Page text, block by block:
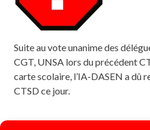
Suite au vote unanime des
CGT, UNSA lors du précédent
carte scolaire, l’IA-DASEN a dû
CTSD ce jour.